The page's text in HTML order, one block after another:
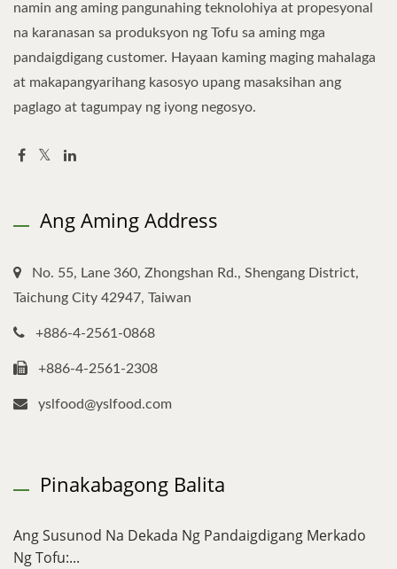
namin ang aming pangunahing teknolohiya at propesyonal
na karanasan sa produksyon ng Tofu sa aming mga
pandaigdigang customer. Hayaan kaming maging mahalaga
at makapangyarihang kasosyo upang masaksihan ang
paglago at tagumpay ng iyong negosyo.
Ang Aming Address
No. 55, Lane 360, Zhongshan Rd., Shengang District,
Taichung City 42947, Taiwan
+886-4-2561-0868
+886-4-2561-2308
yslfood@yslfood.com
Pinakabagong Balita
Ang Susunod Na Dekada Ng Pandaigdigang Merkado
Ng Tofu:...